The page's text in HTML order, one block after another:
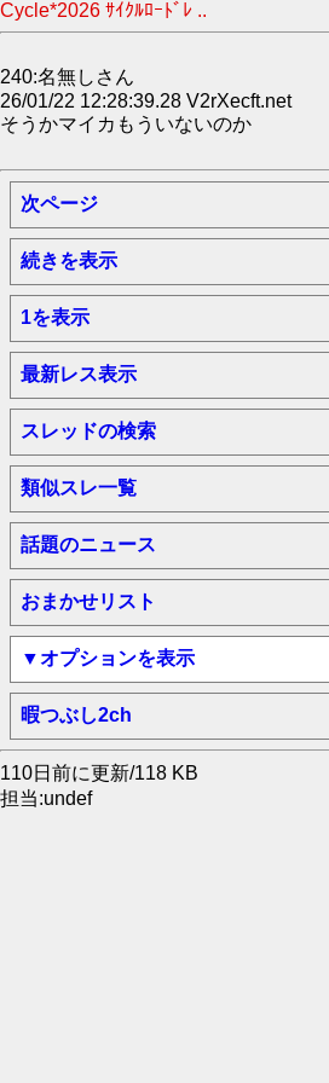
Cycle*2026 ｻｲｸﾙﾛｰﾄﾞﾚ ..
240:名無しさん
26/01/22 12:28:39.28 V2rXecft.net
そうかマイカもういないのか
次ページ
続きを表示
1を表示
最新レス表示
スレッドの検索
類似スレ一覧
話題のニュース
おまかせリスト
▼オプションを表示
暇つぶし2ch
110日前に更新/118 KB
担当:undef